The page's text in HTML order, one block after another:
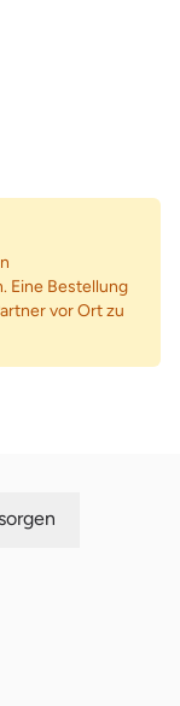
Eine Bestellung
vor Ort zu